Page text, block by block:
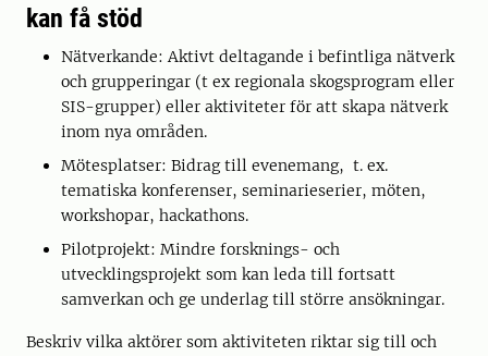
kan få stöd
Nätverkande: Aktivt deltagande i befintliga nätverk
och grupperingar (t ex regionala skogsprogram eller
SIS-grupper) eller aktiviteter för att skapa nätverk
inom nya områden.
Mötesplatser: Bidrag till evenemang, t. ex.
tematiska konferenser, seminarieserier, möten,
workshopar, hackathons.
Pilotprojekt: Mindre forsknings- och
utvecklingsprojekt som kan leda till fortsatt
samverkan och ge underlag till större ansökningar.
Beskriv vilka aktörer som aktiviteten riktar sig till och